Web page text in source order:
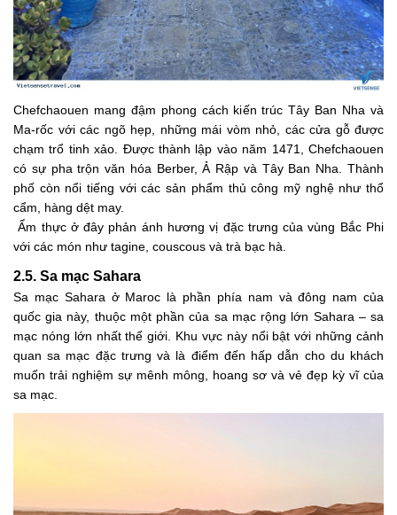
Chefchaouen mang đậm phong cách kiến trúc Tây Ban Nha và
Ma-rốc với các ngõ hẹp, những mái vòm nhỏ, các cửa gỗ được
chạm trổ tinh xảo. Được thành lập vào năm 1471, Chefchaouen
có sự pha trộn văn hóa Berber, Ả Rập và Tây Ban Nha. Thành
phố còn nổi tiếng với các sản phẩm thủ công mỹ nghệ như thổ
cẩm, hàng dệt may.
Ẩm thực ở đây phản ánh hương vị đặc trưng của vùng Bắc Phi
với các món như tagine, couscous và trà bạc hà.
2.5. Sa mạc Sahara
Sa mạc Sahara ở Maroc là phần phía nam và đông nam của
quốc gia này, thuộc một phần của sa mạc rộng lớn Sahara – sa
mạc nóng lớn nhất thế giới. Khu vực này nổi bật với những cảnh
quan sa mạc đặc trưng và là điểm đến hấp dẫn cho du khách
muốn trải nghiệm sự mênh mông, hoang sơ và vẻ đẹp kỳ vĩ của
sa mạc.